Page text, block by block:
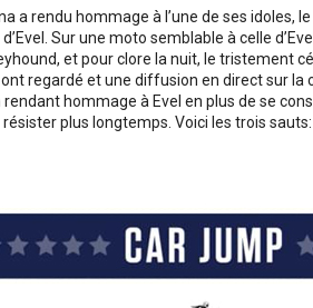
a rendu hommage à l’une de ses idoles,
d’Evel. Sur une moto semblable à celle
et pour clore la nuit, le tristement
regardé et une diffusion en direct sur la
hommage à Evel en plus de se
plus longtemps. Voici les trois sauts: